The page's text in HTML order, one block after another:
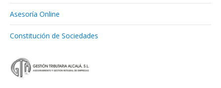
Asesoría Online
Constitución de Sociedades